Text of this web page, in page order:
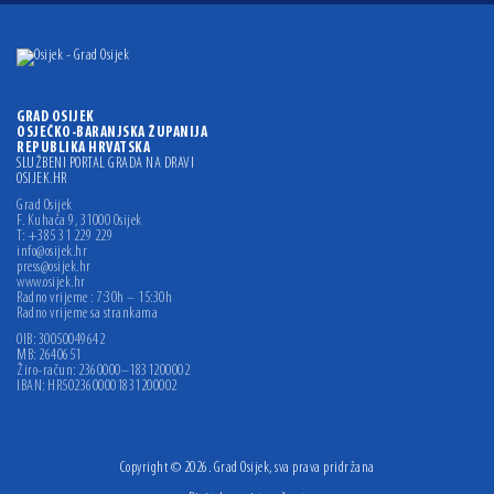
GRAD OSIJEK
OSJEČKO-BARANJSKA ŽUPANIJA
REPUBLIKA HRVATSKA
SLUŽBENI PORTAL GRADA NA DRAVI
OSIJEK.HR
Grad Osijek
F. Kuhača 9, 31000 Osijek
T: +385 31 229 229
info@osijek.hr
press@osijek.hr
www.osijek.hr
Radno vrijeme : 7:30h – 15:30h
Radno vrijeme sa strankama
OIB: 30050049642
MB: 2640651
Žiro-račun: 2360000–1831200002
IBAN: HR5023600001831200002
Copyright © 2026. Grad Osijek, sva prava pridržana